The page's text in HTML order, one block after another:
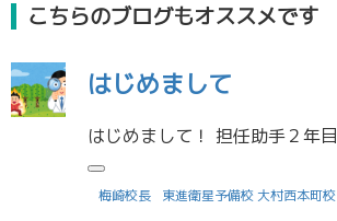
こちらのブログもオススメです
はじめまして
梅崎校長 東進衛星予備校 大村西本町校